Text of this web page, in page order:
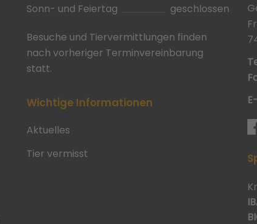
Sonn- und Feiertag
geschlossen
Besuche und Tiervermittlungen finden
nach vorheriger Terminvereinbarung
statt.
Wichtige Informationen
Aktuelles
Tier vermisst